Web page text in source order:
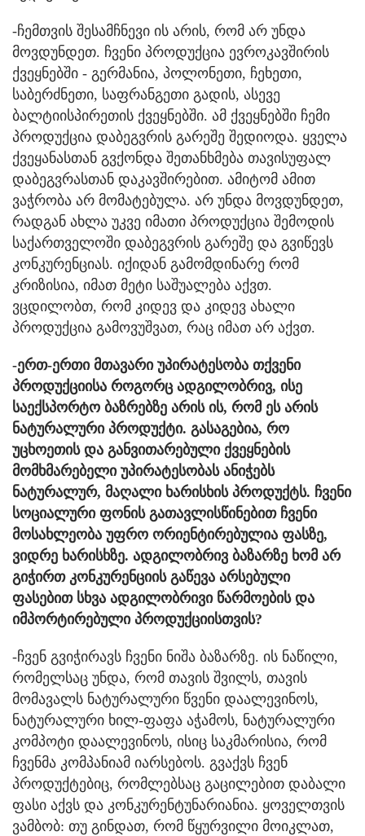
-ჩემთვის შესამჩნევი ის არის, რომ არ უნდა
მოვდუნდეთ. ჩვენი პროდუქცია ევროკავშირის
ქვეყნებში - გერმანია, პოლონეთი, ჩეხეთი,
საბერძნეთი, საფრანგეთი გადის, ასევე
ბალტიისპირეთის ქვეყნებში. ამ ქვეყნებში ჩემი
პროდუქცია დაბეგვრის გარეშე შედიოდა. ყველა
ქვეყანასთან გვქონდა შეთანხმება თავისუფალ
დაბეგვრასთან დაკავშირებით. ამიტომ ამით
ვაჭრობა არ მომატებულა. არ უნდა მოვდუნდეთ,
რადგან ახლა უკვე იმათი პროდუქცია შემოდის
საქართველოში დაბეგვრის გარეშე და გვიწევს
კონკურენციას. იქიდან გამომდინარე რომ
კრიზისია, იმათ მეტი საშუალება აქვთ.
ვცდილობთ, რომ კიდევ და კიდევ ახალი
პროდუქცია გამოვუშვათ, რაც იმათ არ აქვთ.
-ერთ-ერთი მთავარი უპირატესობა თქვენი
პროდუქციისა როგორც ადგილობრივ, ისე
საექსპორტო ბაზრებზე არის ის, რომ ეს არის
ნატურალური პროდუქტი. გასაგებია, რო
უცხოეთის და განვითარებული ქვეყნების
მომხმარებელი უპირატესობას ანიჭებს
ნატურალურ, მაღალი ხარისხის პროდუქტს. ჩვენი
სოციალური ფონის გათავლისწინებით ჩვენი
მოსახლეობა უფრო ორიენტირებულია ფასზე,
ვიდრე ხარისხზე. ადგილობრივ ბაზარზე ხომ არ
გიჭირთ კონკურენციის გაწევა არსებული
ფასებით სხვა ადგილობრივი წარმოების და
იმპორტირებული პროდუქციისთვის?
-ჩვენ გვიჭირავს ჩვენი ნიშა ბაზარზე. ის ნაწილი,
რომელსაც უნდა, რომ თავის შვილს, თავის
მომავალს ნატურალური წვენი დაალევინოს,
ნატურალური ხილ-ფაფა აჭამოს, ნატურალური
კომპოტი დაალევინოს, ისიც საკმარისია, რომ
ჩვენმა კომპანიამ იარსებოს. გვაქვს ჩვენ
პროდუქტებიც, რომლებსაც გაცილებით დაბალი
ფასი აქვს და კონკურენტუნარიანია. ყოველთვის
ვამბობ: თუ გინდათ, რომ წყურვილი მოიკლათ,